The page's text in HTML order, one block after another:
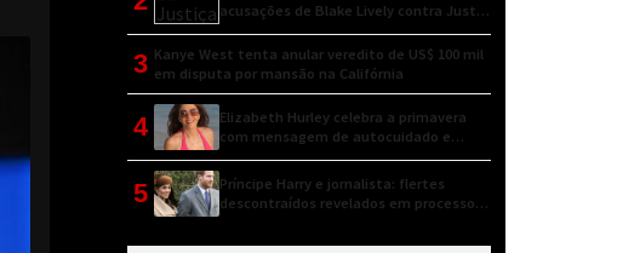
acusações de Blake Lively contra Justin
Baldoni
3 Kanye West tenta anular veredito de US$ 100 mil
em disputa por mansão na Califórnia
4
Elizabeth Hurley celebra a primavera
com mensagem de autocuidado e
conexão natural
5
Príncipe Harry e jornalista: flertes
descontraídos revelados em processo